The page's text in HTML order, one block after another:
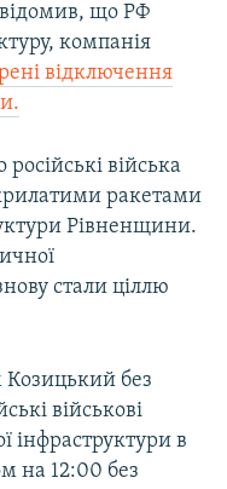
що РФ
компанія
відключення
війська
ракетами
Рівненщини.
стали ціллю
Козицький без
військові
інфраструктури в
на 12:00 без